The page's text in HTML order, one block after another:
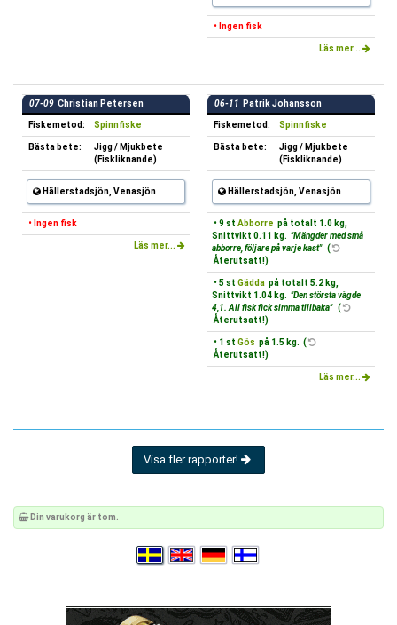
• Ingen fisk
Läs mer...
07-09 Christian Petersen
Fiskemetod: Spinnfiske
Bästa bete:
Jigg / Mjukbete
(Fiskliknande)
Hällerstadsjön, Venasjön
• Ingen fisk
Läs mer...
06-11 Patrik Johansson
Fiskemetod: Spinnfiske
Bästa bete:
Jigg / Mjukbete
(Fiskliknande)
Hällerstadsjön, Venasjön
• 9 st Abborre på totalt 1.0 kg,
Snittvikt 0.11 kg. "Mängder med små
abborre, följare på varje kast" (
Återutsatt!)
• 5 st Gädda på totalt 5.2 kg,
Snittvikt 1.04 kg. "Den största vägde
4,1. All fisk fick simma tillbaka" (
Återutsatt!)
• 1 st Gös på 1.5 kg. (
Återutsatt!)
Läs mer...
Visa fler rapporter!
Din varukorg är tom.